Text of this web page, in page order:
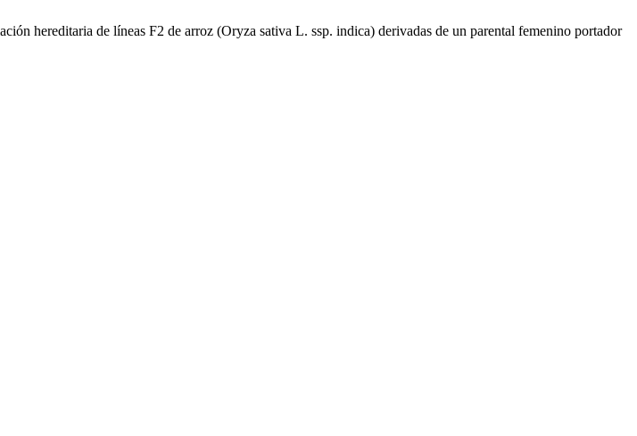
hereditaria de líneas F2 de arroz (Oryza sativa L. ssp. indica) derivadas de un parental femenino portador